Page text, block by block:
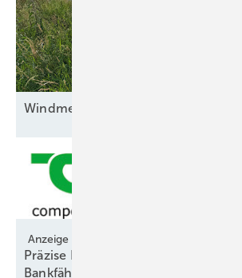
Windmessungen bleiben
Anzeige
Präzise Prognosen entscheiden über
Bankfähigkeit